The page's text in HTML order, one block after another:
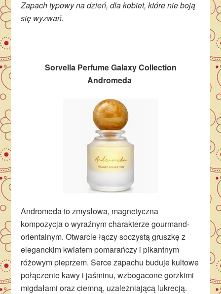
Zapach typowy na dzień, dla kobiet, które nie boją
się wyzwań.
Sorvella Perfume Galaxy Collection
Andromeda
Andromeda to zmysłowa, magnetyczna
kompozycja o wyraźnym charakterze gourmand-
orientalnym. Otwarcie łączy soczystą gruszkę z
eleganckim kwiatem pomarańczy i pikantnym
różowym pieprzem. Serce zapachu buduje kultowe
połączenie kawy i jaśminu, wzbogacone gorzkimi
migdałami oraz ciemną, uzależniającą lukrecją.